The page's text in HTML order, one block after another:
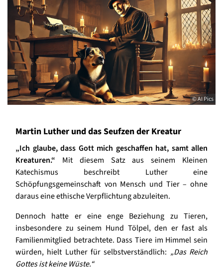
© AI Pics
Martin Luther und das Seufzen der Kreatur
„Ich glaube, dass Gott mich geschaffen hat, samt allen
Kreaturen.“ Mit diesem Satz aus seinem Kleinen
Katechismus beschreibt Luther eine
Schöpfungsgemeinschaft von Mensch und Tier – ohne
daraus eine ethische Verpflichtung abzuleiten.
Dennoch hatte er eine enge Beziehung zu Tieren,
insbesondere zu seinem Hund Tölpel, den er fast als
Familienmitglied betrachtete. Dass Tiere im Himmel sein
würden, hielt Luther für selbstverständlich: „Das Reich
Gottes ist keine Wüste.“